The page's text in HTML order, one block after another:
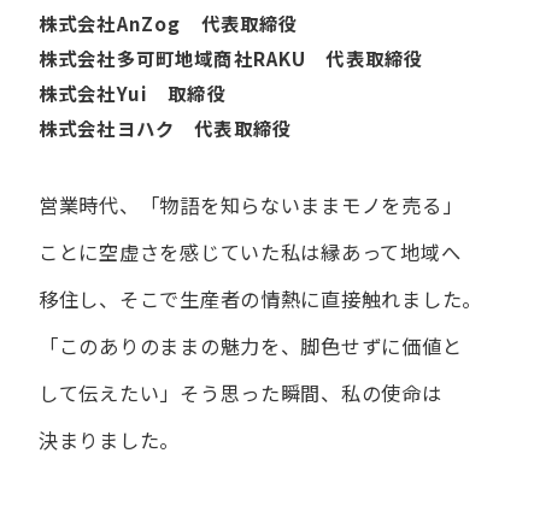
株式会社AnZog 代表取締役
株式会社多可町地域商社RAKU 代表取締役
株式会社Yui 取締役
株式会社ヨハク 代表取締役
営業時代、​「物語を​知らないまま​モノを​売る」
ことに​空虚さを​感じていた​私は縁あって​地域へ​
移住し、​そこで​生産者の​情熱に​直接触れました。
「この​ありの​ままの​魅力を、​脚色せずに​価値と​
して​伝えたい」 そう​思った​瞬間、​私の​使命は​
決まりました。